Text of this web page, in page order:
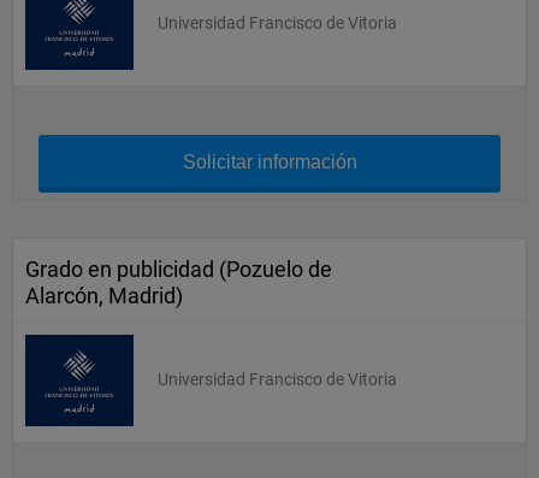
Universidad Francisco de Vitoria
Solicitar información
Grado en publicidad (Pozuelo de
Alarcón, Madrid)
Universidad Francisco de Vitoria